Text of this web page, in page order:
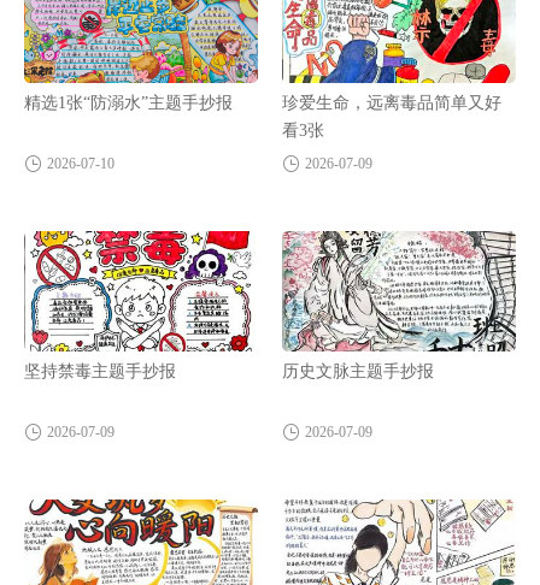
精选1张“防溺水”主题手抄报
2026-07-10
珍爱生命，远离毒品简单又好
看3张
2026-07-09
坚持禁毒主题手抄报
2026-07-09
历史文脉主题手抄报
2026-07-09